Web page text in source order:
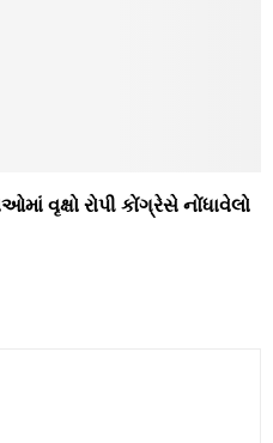
વૃક્ષો રોપી કોંગ્રેસે નોંધાવેલો